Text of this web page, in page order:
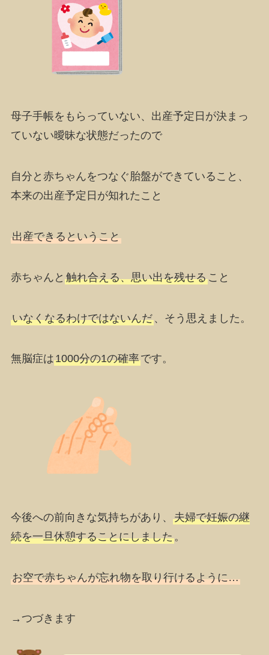
母子手帳をもらっていない、出産予定日が決まっ
ていない曖昧な状態だったので
自分と赤ちゃんをつなぐ胎盤ができている こと、
本来の出産予定日が知れた こと
出産できるということ
赤ちゃんと 触れ合える、思い出を残せること
いなくなるわけではないんだ、そう思えました。
無脳症は1000分の1の確率です。
今後への前向きな気持ちがあり、 夫婦で妊娠の継
続を一旦休憩することにしました。
お空で赤ちゃんが忘れ物を取り行けるように…
→つづきます